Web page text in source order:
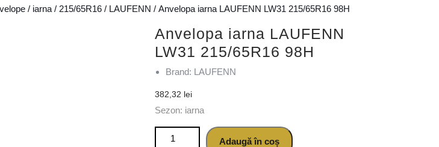
/ iarna / 215/65R16 / LAUFENN / Anvelopa iarna LAUFENN LW31 215/65R16 98H
Anvelopa iarna LAUFENN
LW31 215/65R16 98H
Brand: LAUFENN
382,32 lei
Sezon: iarna
Cantitate Anvelopa iarna LAUFENN LW31 215/65R16 98H
Adaugă în coș